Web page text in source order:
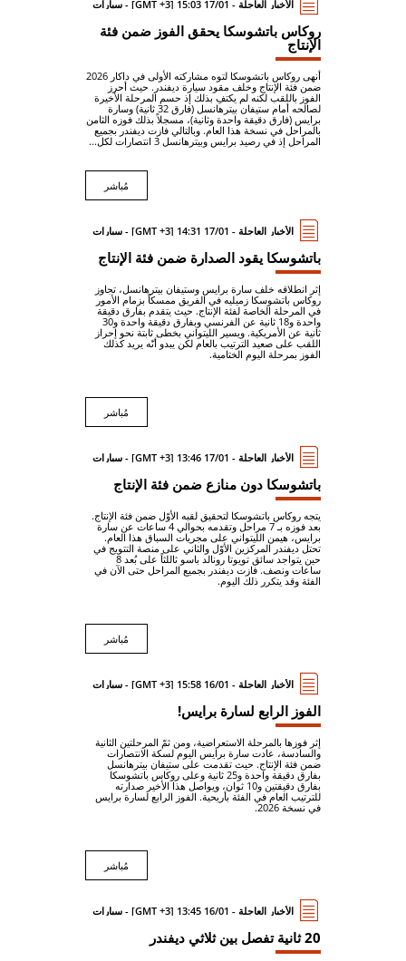
الأخبار العاجلة - 17/01 15:03 [GMT +3] - سيارات
روكاس باتشوسكا يحقق الفوز ضمن فئة
الإنتاج
أنهى روكاس باتشوسكا لتوه مشاركته الأولى في داكار 2026
ضمن فئة الإنتاج وخلف مقود سيارة ديفندر. حيث أحرز
الفوز باللقب لكنه لم يكتفِ بذلك إذ حسم المرحلة الأخيرة
لصالحه أمام ستيفان بيترهانسل (فارق 32 ثانية) وسارة
برايس (فارق دقيقة واحدة وثانية)، مسجلاً بذلك فوزه الثامن
بالمراحل في نسخة هذا العام. وبالتالي فازت ديفندر بجميع
المراحل إذ في رصيد برايس وبيترهانسل 3 انتصارات لكل...
مُباشر
الأخبار العاجلة - 17/01 14:31 [GMT +3] - سيارات
باتشوسكا يقود الصدارة ضمن فئة الإنتاج
إثر انطلاقه خلف سارة برايس وستيفان بيترهانسل، تجاوز
روكاس باتشوسكا زميليه في الفريق ممسكاً بزمام الأمور
في المرحلة الخاصة لفئة الإنتاج. حيث يتقدم بفارق دقيقة
واحدة و18 ثانية عن الفرنسي وبفارق دقيقة واحدة و30
ثانية عن الأمريكية. ويسير الليتواني بخطى ثابتة نحو إحراز
اللقب على صعيد الترتيب بالعام لكن يبدو أنّه يريد كذلك
الفوز بمرحلة اليوم الختامية.
مُباشر
الأخبار العاجلة - 17/01 13:46 [GMT +3] - سيارات
باتشوسكا دون منازع ضمن فئة الإنتاج
يتجه روكاس باتشوسكا لتحقيق لقبه الأوّل ضمن فئة الإنتاج.
بعد فوزه بـ 7 مراحل وتقدمه بحوالي 4 ساعات عن سارة
برايس، هيمن الليتواني على مجريات السباق هذا العام.
تحتل ديفندر المركزين الأوّل والثاني على منصة التتويج في
حين يتواجد سائق تويوتا رونالد باسو ثاللثاً على بُعد 8
ساعات ونصف. فازت ديفندر بجميع المراحل حتى الآن في
الفئة وقد يتكرر ذلك اليوم.
مُباشر
الأخبار العاجلة - 16/01 15:58 [GMT +3] - سيارات
الفوز الرابع لسارة برايس!
إثر فوزها بالمرحلة الاستعراضية، ومن ثمّ المرحلتين الثانية
والسادسة، عادت سارة برايس اليوم لسكة الانتصارات
ضمن فئة الإنتاج. حيث تقدمت على ستيفان بيترهانسل
بفارق دقيقة واحدة و25 ثانية وعلى روكاس باتشوسكا
بفارق دقيقتين و10 ثوان، ويواصل هذا الأخير صدارته
للترتيب العام في الفئة بأريحية. الفوز الرابع لسارة برايس
في نسخة 2026.
مُباشر
الأخبار العاجلة - 16/01 13:45 [GMT +3] - سيارات
20 ثانية تفصل بين ثلاثي ديفندر